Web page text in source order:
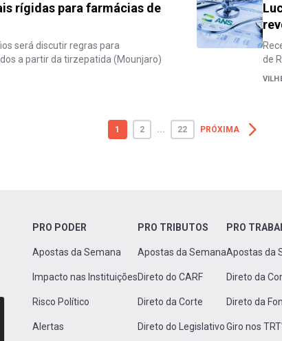
rígidas para farmácias de
será discutir regras para
a partir da tirzepatida (Mounjaro)
de
1 2 ... 22 PRÓXIMA
PRO PODER
Apostas da Semana
Impacto nas Instituições
Risco Político
Alertas
PRO TRIBUTOS
Apostas da Semana
Direto do CARF
Direto da Corte
Direto do Legislativo
PRO
Apostas da
Direto da
Direto da
Giro nos